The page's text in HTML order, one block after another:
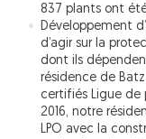
837 plants ont
Développement
d’agir sur la
dont ils
résidence de
certifiés Ligue de
2016, notre
LPO avec la